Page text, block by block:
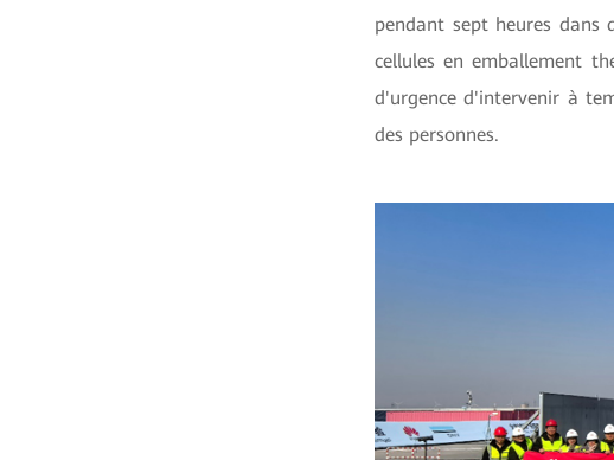
pendant sept heures dans
cellules en emballement
d'urgence d'intervenir à
des personnes.